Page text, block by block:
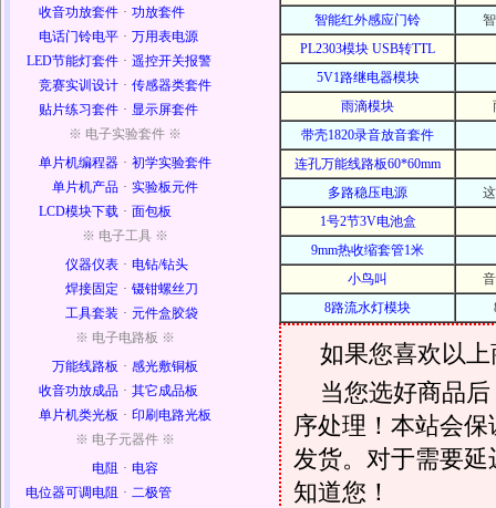
收音功放套件 · 功放套件
电话门铃电平 · 万用表电源
LED节能灯套件 · 遥控开关报警
竞赛实训设计 · 传感器类套件
贴片练习套件 · 显示屏套件
※ 电子实验套件 ※
单片机编程器 · 初学实验套件
单片机产品 · 实验板元件
LCD模块下载 · 面包板
※ 电子工具 ※
仪器仪表 · 电钻/钻头
焊接固定 · 镊钳螺丝刀
工具套装 · 元件盒胶袋
※ 电子电路板 ※
万能线路板 · 感光敷铜板
收音功放成品 · 其它成品板
单片机类光板 · 印刷电路光板
※ 电子元器件 ※
电阻 · 电容
电位器可调电阻 · 二极管
智能红外感应门铃
PL2303模块 USB转TTL
5V1路继电器模块
雨滴模块
带壳1820录音放音套件
连孔万能线路板60*60mm
多路稳压电源
1号2节3V电池盒
9mm热收缩套管1米
小鸟叫
8路流水灯模块
如果您喜欢以
当您选好商品
序处理！本站会
发货。对于需要
知道您！